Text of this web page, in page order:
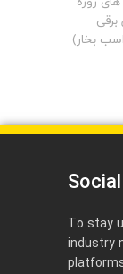
برقی
To stay
industry